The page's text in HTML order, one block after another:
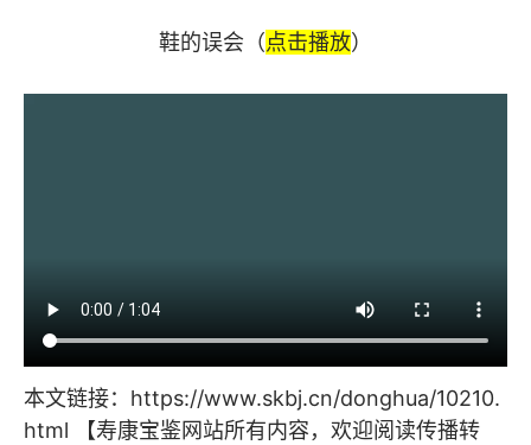
鞋的误会（点击播放）
本文链接： https://www.skbj.cn/donghua/10210.
html 【寿康宝鉴网站所有内容，欢迎阅读传播转